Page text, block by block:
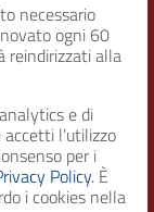
necessario
ogni 60
reindirizzati alla
e di
l’utilizzo
per i
Policy. È
i cookies nella